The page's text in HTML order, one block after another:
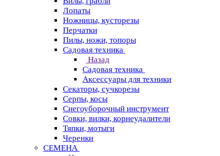
Лопаты
Ножницы, кусторезы
Перчатки
Пилы, ножи, топоры
Садовая техника
Назад
Садовая техника
Аксессуары для техники
Секаторы, сучкорезы
Серпы, косы
Снегоуборочный инструмент
Совки, вилки, корнеудалители
Тяпки, мотыги
Черенки
СЕМЕНА